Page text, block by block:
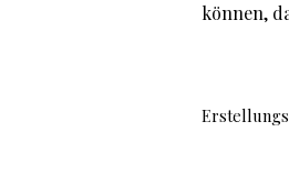
können,